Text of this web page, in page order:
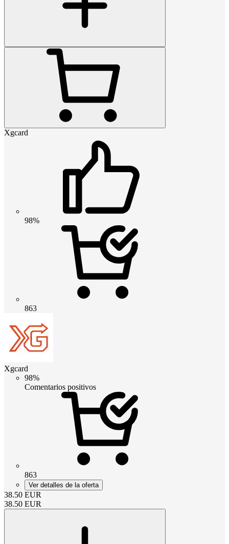
Xgcard
98%
863
Xgcard
98%
Comentarios positivos
863
Ver detalles de la oferta
38.50 EUR
38.50 EUR